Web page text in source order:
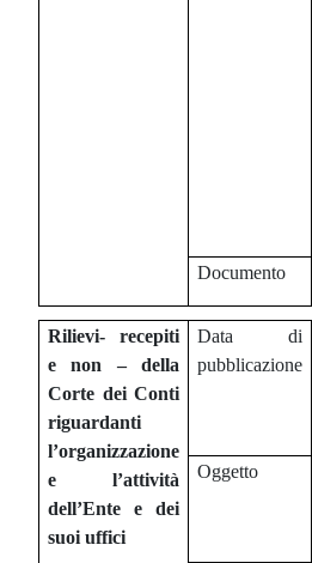
Documento
Rilievi- recepiti
e non – della
Corte dei Conti
riguardanti
l’organizzazione
e l’attività
dell’Ente e dei
suoi uffici
Data di
pubblicazione
Oggetto